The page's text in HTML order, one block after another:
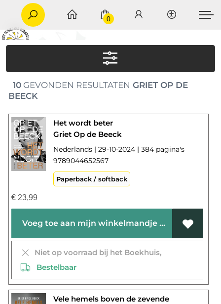
0
10GEVONDEN RESULTATEN GRIET OP DE
BEECK
Het wordt beter
Griet Op de Beeck
Nederlands | 29-10-2024 | 384 pagina's
9789044652567
Paperback / softback
€23,99
Voeg toe aan mijn winkelmandje
Niet op voorraad bij het Boekhuis,
Bestelbaar
Vele hemels boven de zevende